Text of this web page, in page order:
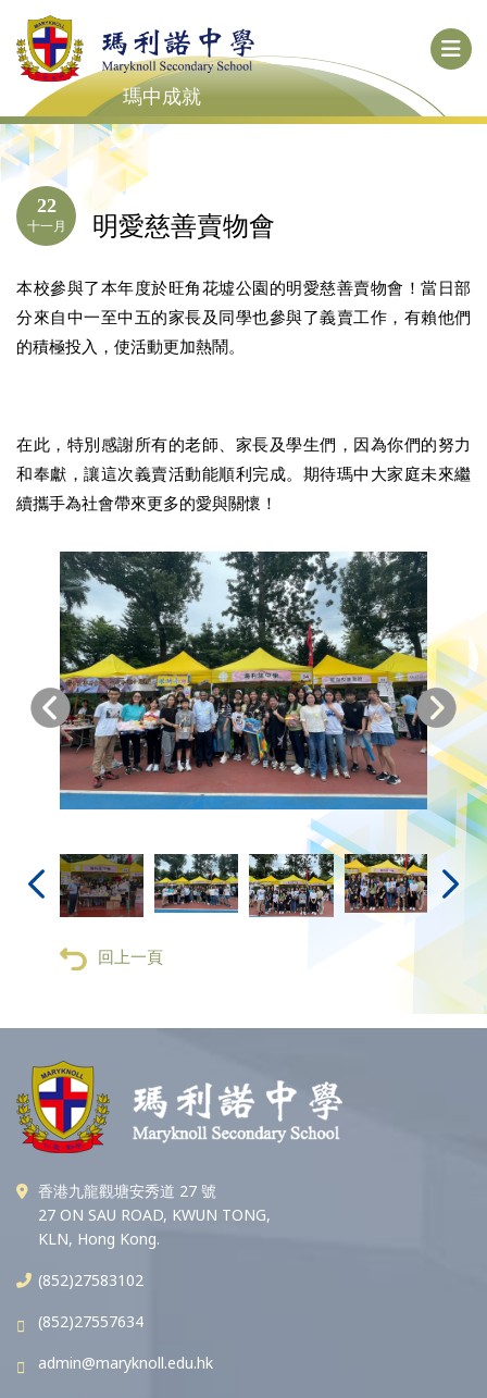
瑪中成就
22
十一月 明愛慈善賣物會
本校參與了本年度於旺角花墟公園的明愛慈善賣物會！當日部
分來自中一至中五的家長及同學也參與了義賣工作，有賴他們
的積極投入，使活動更加熱鬧。
在此，特別感謝所有的老師、家長及學生們，因為你們的努力
和奉獻，讓這次義賣活動能順利完成。期待瑪中大家庭未來繼
續攜手為社會帶來更多的愛與關懷！
回上一頁
香港九龍觀塘安秀道 27 號
27 ON SAU ROAD, KWUN TONG,
KLN, Hong Kong.
(852)27583102
(852)27557634
admin@maryknoll.edu.hk